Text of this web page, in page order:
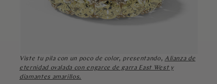
Viste tu pila con un poco de color, presentando, Alianza de
eternidad ovalada con engarce de garra East West y
diamantes amarillos.